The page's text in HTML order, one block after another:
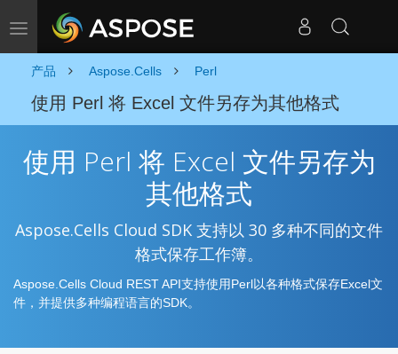
切换导航
产品 Aspose.Cells Perl
使用 Perl 将 Excel 文件另存为其他格式
使用 Perl 将 Excel 文件另存为
其他格式
Aspose.Cells Cloud SDK 支持以 30 多种不同的文件
格式保存工作簿。
Aspose.Cells Cloud REST API支持使用Perl以各种格式保存Excel文
件，并提供多种编程语言的SDK。